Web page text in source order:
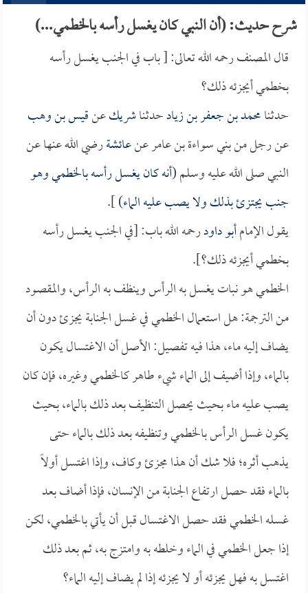
شرح حديث: (أن النبي كان يغسل رأسه بالخطمي...)
قال المصنف رحمه الله تعالى: [ باب في الجنب يغسل رأسه
بخطمي أيجزئه ذلك؟
حدثنامحمد بن جعفر بن زيادحدثناشريكعنقيس بن وهب
عن رجل من بني سواءة بن عامر عنعائشةرضي الله عنها عن
النبي صلى الله عليه وسلم (أنه كان يغسل رأسه بالخطمي وهو
جنب يجتزئ بذلك ولا يصب عليه الماء) ].
يقول الإمامأبو داودرحمه الله باب: [في الجنب يغسل رأسه
بخطمي أيجزئه ذلك؟].
الخطمي هو نبات يغسل به الرأس وينظف به الرأس، والمقصود
من الترجمة: هل استعمال الخطمي في غسل الجنابة يجزئ دون أن
يضاف إليه ماء، هذا فيه تفصيل: الأصل أن الاغتسال يكون
بالماء، وإذا أضيف إلى الماء شيء طاهر كالخطمي وغيره، فإن كان
يصب عليه ماء بحيث يحصل التنظيف بعد ذلك بالماء، بحيث
يكون غسل الرأس بالخطمي وتنظيفه بعد ذلك بالماء حتى
يذهب أثره؛ فلا شك أن هذا مجزئ وكاف، وإذا اغتسل أولاً
بالماء فقد حصل ارتفاع الجنابة من الإنسان، فإذا أضاف بعد
غسله الخطمي فقد حصل الاغتسال قبل أن يأتي بالخطمي، لكن
إذا جعل الخطمي في الماء وخلطه به وامتزج به، ثم بعد ذلك
اغتسل به فهل يجزئه أو لا يجزئه إذا لم يضاف إليه الماء؟